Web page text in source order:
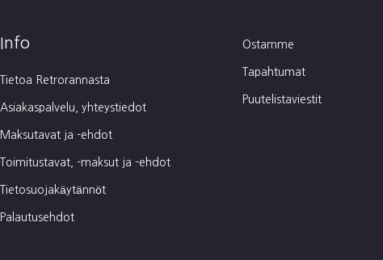
Info
Tietoa Retrorannasta
Asiakaspalvelu, yhteystiedot
Maksutavat ja -ehdot
Toimitustavat, -maksut ja -ehdot
Tietosuojakäytännöt
Palautusehdot
Ostamme
Tapahtumat
Puutelistaviestit